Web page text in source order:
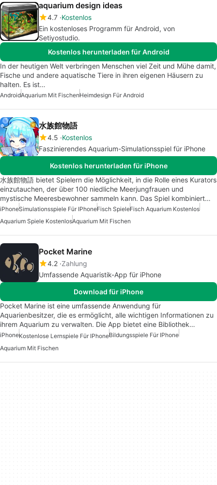
aquarium design ideas
4.7 Kostenlos
Ein kostenloses Programm für Android, von
Setiyostudio.
Kostenlos herunterladen für Android
In der heutigen Welt verbringen Menschen viel Zeit und Mühe damit,
Fische und andere aquatische Tiere in ihren eigenen Häusern zu
halten. Es ist…
AndroidAquarium Mit FischenHeimdesign Für Android
水族館物語
4.5 Kostenlos
Faszinierendes Aquarium-Simulationsspiel für iPhone
Kostenlos herunterladen für iPhone
水族館物語 bietet Spielern die Möglichkeit, in die Rolle eines Kurators
einzutauchen, der über 100 niedliche Meerjungfrauen und
mystische Meeresbewohner sammeln kann. Das Spiel kombiniert…
iPhoneSimulationsspiele Für IPhoneFisch SpieleFisch Aquarium Kostenlos
Aquarium Spiele KostenlosAquarium Mit Fischen
Pocket Marine
4.2 Zahlung
Umfassende Aquaristik-App für iPhone
Download für iPhone
Pocket Marine ist eine umfassende Anwendung für
Aquarienbesitzer, die es ermöglicht, alle wichtigen Informationen zu
ihrem Aquarium zu verwalten. Die App bietet eine Bibliothek…
iPhoneKostenlose Lernspiele Für IPhoneBildungsspiele Für IPhone
Aquarium Mit Fischen